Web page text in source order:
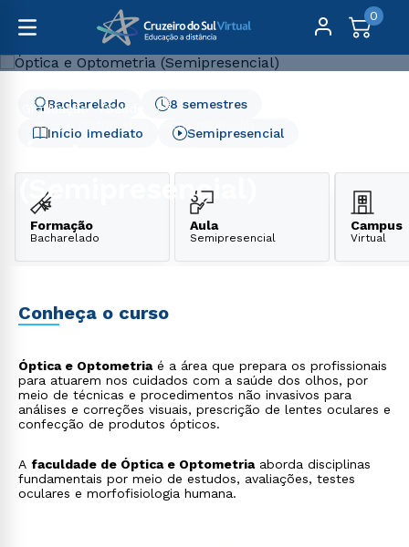
0
Graduação
Saúde
Óptica e Optometria (Semipresencial)
(Semipresencial)
Início Imediato
8 semestres
Bacharelado
Semipresencial
Formação
Bacharelado
Aula
Semipresencial
Campus
Virtual
Conheça o curso
Óptica e Optometriaé a área que prepara os profissionais
para atuarem nos cuidados com a saúde dos olhos, por
meio de técnicas e procedimentos não invasivos para
análises e correções visuais, prescrição de lentes oculares e
confecção de produtos ópticos.
A faculdade de Óptica e Optometriaaborda disciplinas
fundamentais por meio de estudos, avaliações, testes
oculares e morfofisiologia humana.